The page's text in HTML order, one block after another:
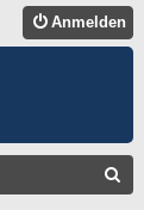
Anmelden